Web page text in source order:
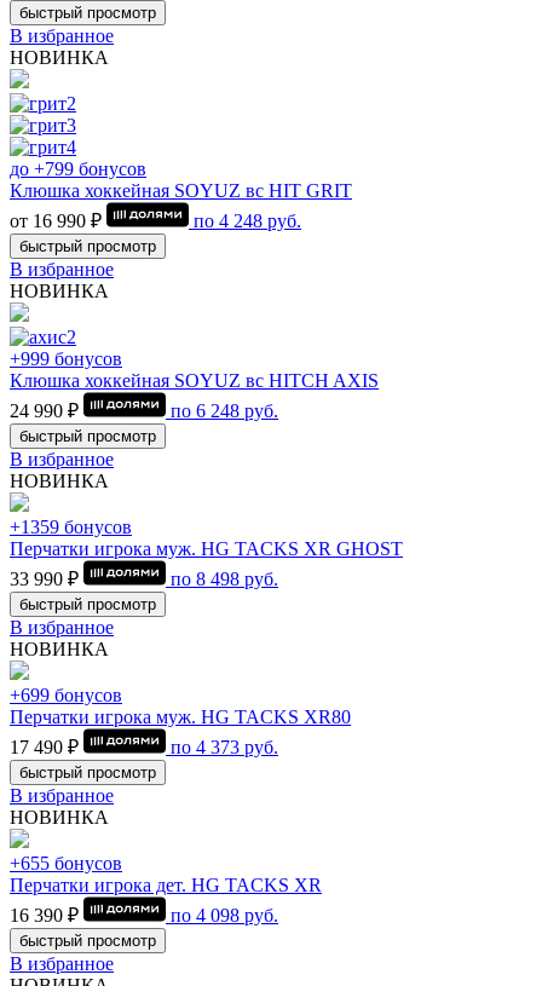
быстрый просмотр
В избранное
НОВИНКА
до +799 бонусов
Клюшка хоккейная SOYUZ вс HIT GRIT
от 16 990 ₽
по 4 248 руб.
быстрый просмотр
В избранное
НОВИНКА
+999 бонусов
Клюшка хоккейная SOYUZ вс HITCH AXIS
24 990 ₽
по 6 248 руб.
быстрый просмотр
В избранное
НОВИНКА
+1359 бонусов
Перчатки игрока муж. HG TACKS XR GHOST
33 990 ₽
по 8 498 руб.
быстрый просмотр
В избранное
НОВИНКА
+699 бонусов
Перчатки игрока муж. HG TACKS XR80
17 490 ₽
по 4 373 руб.
быстрый просмотр
В избранное
НОВИНКА
+655 бонусов
Перчатки игрока дет. HG TACKS XR
16 390 ₽
по 4 098 руб.
быстрый просмотр
В избранное